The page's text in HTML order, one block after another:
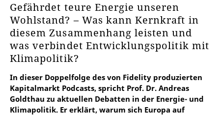
Gefährdet teure Energie unseren
Wohlstand? – Was kann Kernkraft in
diesem Zusammenhang leisten und
was verbindet Entwicklungspolitik mit
Klimapolitik?
In dieser Doppelfolge des von Fidelity produzierten
Kapitalmarkt Podcasts, spricht Prof. Dr. Andreas
Goldthau zu aktuellen Debatten in der Energie- und
Klimapolitik. Er erklärt, warum sich Europa auf